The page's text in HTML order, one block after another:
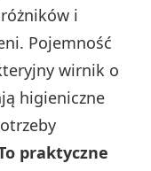
i
Pojemność
wirnik o
higieniczne
praktyczne